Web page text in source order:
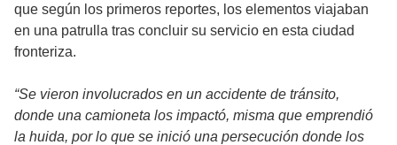
que según los primeros reportes, los elementos viajaban
en una patrulla tras concluir su servicio en esta ciudad
fronteriza.
“Se vieron involucrados en un accidente de tránsito,
donde una camioneta los impactó, misma que emprendió
la huida, por lo que se inició una persecución donde los